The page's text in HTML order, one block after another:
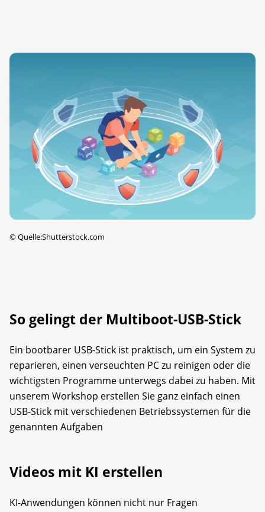
©Quelle:Shutterstock.com
So gelingt der Multiboot-USB-Stick
Ein bootbarer USB-Stick ist praktisch, um ein System zu
reparieren, einen verseuchten PC zu reinigen oder die
wichtigsten Programme unterwegs dabei zu haben. Mit
unserem Workshop erstellen Sie ganz einfach einen
USB-Stick mit verschiedenen Betriebssystemen für die
genannten Aufgaben
Videos mit KI erstellen
KI-Anwendungen können nicht nur Fragen